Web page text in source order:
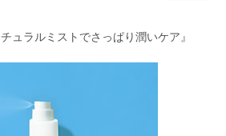
ュラルミストでさっぱり潤いケア』